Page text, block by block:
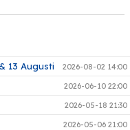
13 Augusti 2026-08-02 14:00
2026-06-10 22:00
2026-05-18 21:30
2026-05-06 21:00